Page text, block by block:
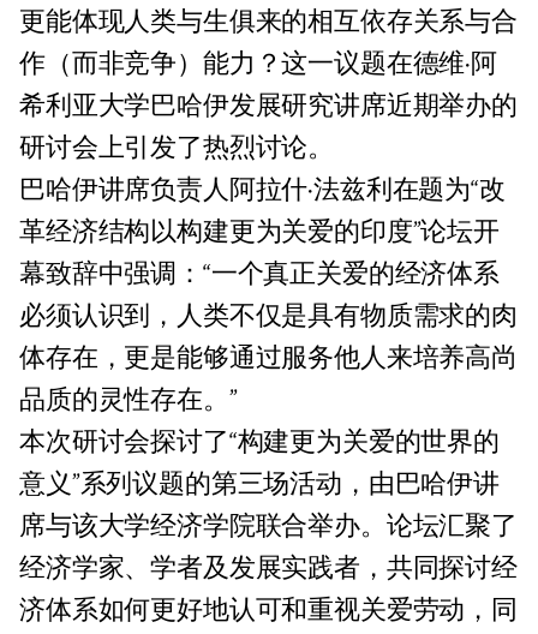
更能体现人类与生俱来的相互依存关系与合
作（而非竞争）能力？这一议题在德维·阿
希利亚大学巴哈伊发展研究讲席近期举办的
研讨会上引发了热烈讨论。
巴哈伊讲席负责人阿拉什·法兹利在题为“改
革经济结构以构建更为关爱的印度”论坛开
幕致辞中强调：“一个真正关爱的经济体系
必须认识到，人类不仅是具有物质需求的肉
体存在，更是能够通过服务他人来培养高尚
品质的灵性存在。”
本次研讨会探讨了“构建更为关爱的世界的
意义”系列议题的第三场活动，由巴哈伊讲
席与该大学经济学院联合举办。论坛汇聚了
经济学家、学者及发展实践者，共同探讨经
济体系如何更好地认可和重视关爱劳动，同